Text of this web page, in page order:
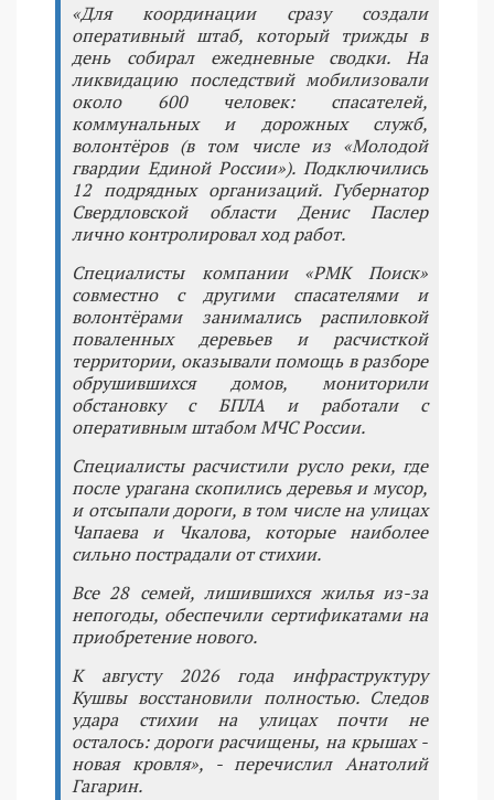
«Для координации сразу создали
оперативный штаб, который трижды в
день собирал ежедневные сводки. На
ликвидацию последствий мобилизовали
около 600 человек: спасателей,
коммунальных и дорожных служб,
волонтёров (в том числе из «Молодой
гвардии Единой России»). Подключились
12 подрядных организаций. Губернатор
Свердловской области Денис Паслер
лично контролировал ход работ.
Специалисты компании «РМК Поиск»
совместно с другими спасателями и
волонтёрами занимались распиловкой
поваленных деревьев и расчисткой
территории, оказывали помощь в разборе
обрушившихся домов, мониторили
обстановку с БПЛА и работали с
оперативным штабом МЧС России.
Специалисты расчистили русло реки, где
после урагана скопились деревья и мусор,
и отсыпали дороги, в том числе на улицах
Чапаева и Чкалова, которые наиболее
сильно пострадали от стихии.
Все 28 семей, лишившихся жилья из-за
непогоды, обеспечили сертификатами на
приобретение нового.
К августу 2026 года инфраструктуру
Кушвы восстановили полностью. Следов
удара стихии на улицах почти не
осталось: дороги расчищены, на крышах -
новая кровля», - перечислил Анатолий
Гагарин.